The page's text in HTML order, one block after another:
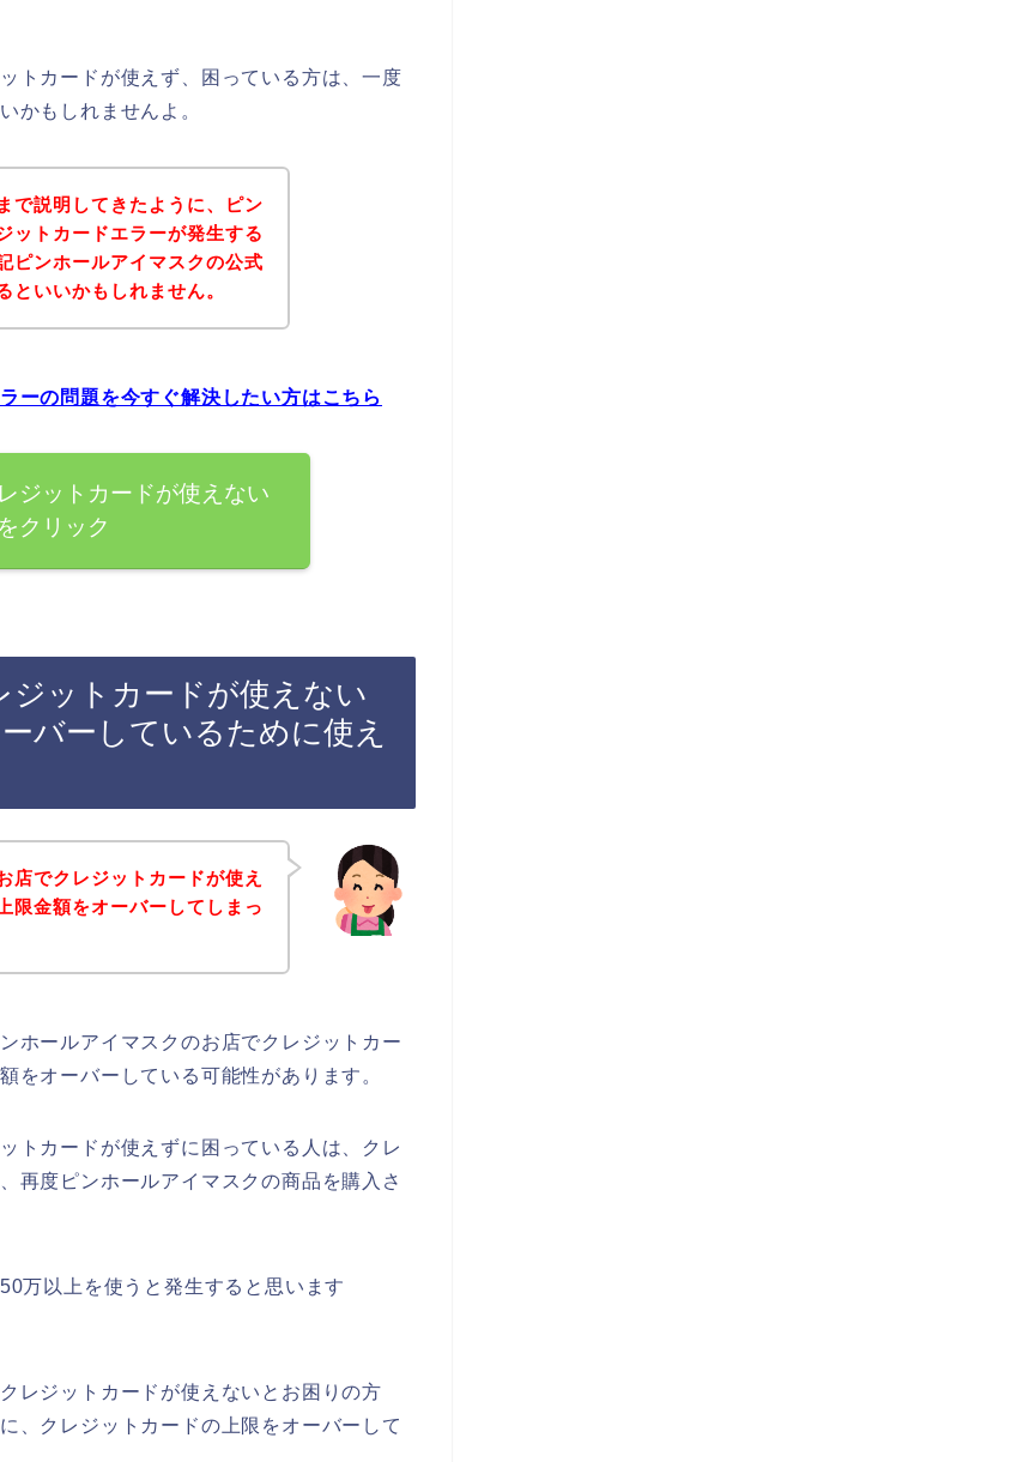
トカードが使えず、困っている方は、一度
かもしれませんよ。
で説明してきたように、ピン
ットカードエラーが発生する
ピンホールアイマスクの公式
といいかもしれません。
ーの問題を今すぐ解決したい方はこちら
ジットカードが使えない
クリック
ットカードが使えない
バーしているために使え
店でクレジットカードが使え
限金額をオーバーしてしまっ
ホールアイマスクのお店でクレジットカー
をオーバーしている可能性があります。
トカードが使えずに困っている人は、クレ
再度ピンホールアイマスクの商品を購入さ
万以上を使うと発生すると思います
レジットカードが使えないとお困りの方
、クレジットカードの上限をオーバーして